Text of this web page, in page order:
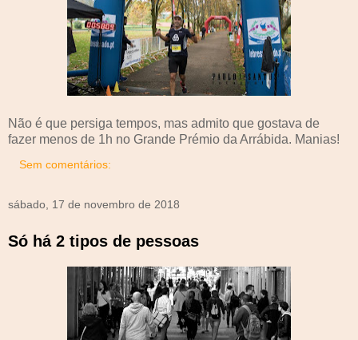
Não é que persiga tempos, mas admito que gostava de
fazer menos de 1h no Grande Prémio da Arrábida. Manias!
Sem comentários:
sábado, 17 de novembro de 2018
Só há 2 tipos de pessoas